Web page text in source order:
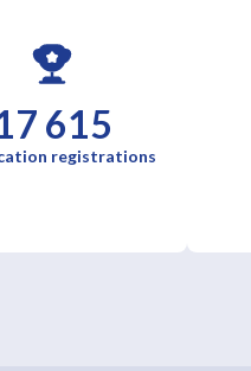
615
registrations